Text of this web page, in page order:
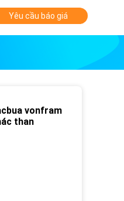
Yêu cầu báo giá
vonfram
than